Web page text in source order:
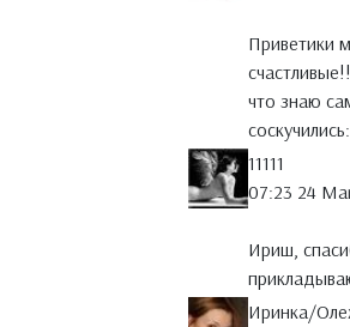
Приветики
что знаю
11111
07:23 24
Ириш,
Иринка/